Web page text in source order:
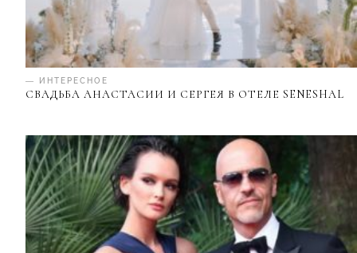
— ИНТЕРЕСНОЕ
СВАДЬБА АНАСТАСИИ И СЕРГЕЯ В ОТЕЛЕ SENESHAL